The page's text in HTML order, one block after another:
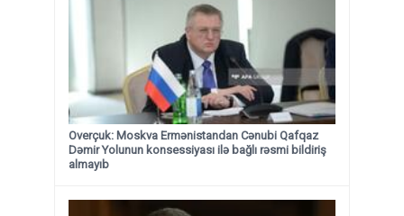
Overçuk: Moskva Ermənistandan Cənubi Qafqaz
Dəmir Yolunun konsessiyası ilə bağlı rəsmi bildiriş
almayıb